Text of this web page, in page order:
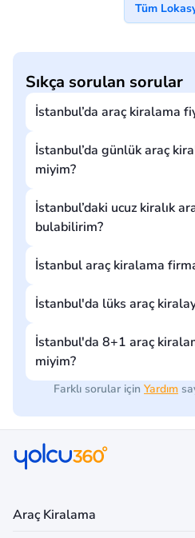
Tüm
Sıkça sorulan sorular
İstanbul’da araç kiralama
İstanbul’da günlük araç
miyim?
İstanbul’daki ucuz kiralık
bulabilirim?
İstanbul araç kiralama
İstanbul'da lüks araç
İstanbul'da 8+1 araç
miyim?
Farklı sorular için Yardım
Araç Kiralama